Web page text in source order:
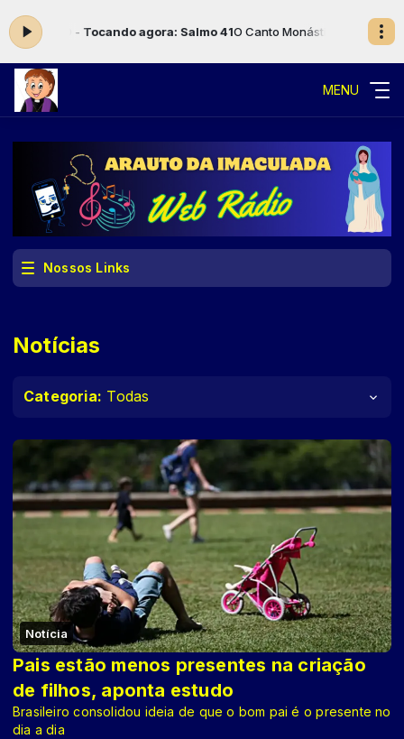
-Tocando agora: Salmo 41 O Canto Monástico com Locutor
MENU
Nossos Links
Notícias
Categoria: Todas
Notícia
Pais estão menos presentes na criação
de filhos, aponta estudo
Brasileiro consolidou ideia de que o bom pai é o presente no
dia a dia